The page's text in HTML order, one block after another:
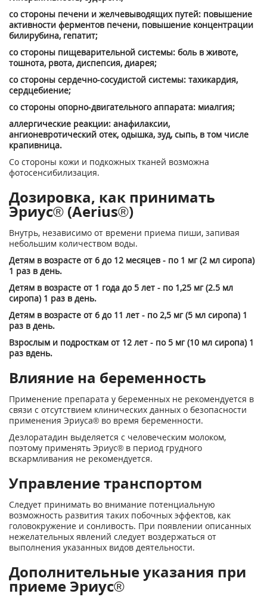
со стороны печени и желчевыводящих путей: повышение
активности ферментов печени, повышение концентрации
билирубина, гепатит;
со стороны пищеварительной системы: боль в животе,
тошнота, рвота, диспепсия, диарея;
со стороны сердечно-сосудистой системы: тахикардия,
сердцебиение;
со стороны опорно-двигательного аппарата: миалгия;
аллергические реакции: анафилаксии,
ангионевротический отек, одышка, зуд, сыпь, в том числе
крапивница.
Со стороны кожи и подкожных тканей возможна
фотосенсибилизация.
Дозировка, как принимать
Эриус® (Aerius®)
Внутрь, независимо от времени приема пиши, запивая
небольшим количеством воды.
Детям в возрасте от 6 до 12 месяцев - по 1 мг (2 мл сиропа)
1 раз в день.
Детям в возрасте от 1 года до 5 лет - по 1,25 мг (2.5 мл
сиропа) 1 раз в день.
Детям в возрасте от 6 до 11 лет - по 2,5 мг (5 мл сиропа) 1
раз в день.
Взрослым и подросткам от 12 лет - по 5 мг (10 мл сиропа) 1
раз вдень.
Влияние на беременность
Применение препарата у беременных не рекомендуется в
связи с отсутствием клинических данных о безопасности
применения Эриуса® во время беременности.
Дезлоратадин выделяется с человеческим молоком,
поэтому применять Эриус® в период грудного
вскармливания не рекомендуется.
Управление транспортом
Следует принимать во внимание потенциальную
возможность развития таких побочных эффектов, как
головокружение и сонливость. При появлении описанных
нежелательных явлений следует воздержаться от
выполнения указанных видов деятельности.
Дополнительные указания при
приеме Эриус®